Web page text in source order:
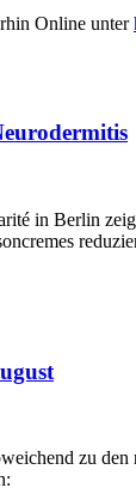
Online unter
in Berlin
zu